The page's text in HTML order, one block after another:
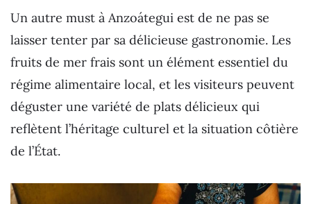
Un autre must à Anzoátegui est de ne pas se
laisser tenter par sa délicieuse gastronomie. Les
fruits de mer frais sont un élément essentiel du
régime alimentaire local, et les visiteurs peuvent
déguster une variété de plats délicieux qui
reflètent l’héritage culturel et la situation côtière
de l’État.